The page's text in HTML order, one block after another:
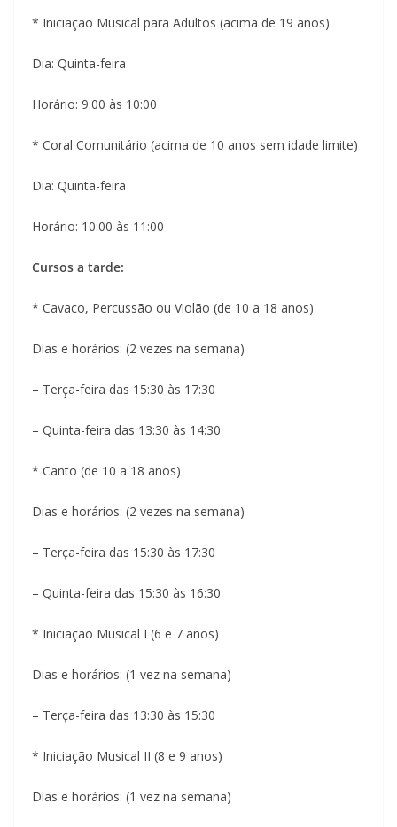
* Iniciação Musical para Adultos (acima de 19 anos)
Dia: Quinta-feira
Horário: 9:00 às 10:00
* Coral Comunitário (acima de 10 anos sem idade limite)
Dia: Quinta-feira
Horário: 10:00 às 11:00
Cursos a tarde:
* Cavaco, Percussão ou Violão (de 10 a 18 anos)
Dias e horários: (2 vezes na semana)
– Terça-feira das 15:30 às 17:30
– Quinta-feira das 13:30 às 14:30
* Canto (de 10 a 18 anos)
Dias e horários: (2 vezes na semana)
– Terça-feira das 15:30 às 17:30
– Quinta-feira das 15:30 às 16:30
* Iniciação Musical I (6 e 7 anos)
Dias e horários: (1 vez na semana)
– Terça-feira das 13:30 às 15:30
* Iniciação Musical II (8 e 9 anos)
Dias e horários: (1 vez na semana)